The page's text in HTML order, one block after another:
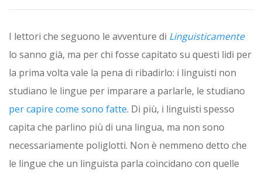
I lettori che seguono le avventure di Linguisticamente
lo sanno già, ma per chi fosse capitato su questi lidi per
la prima volta vale la pena di ribadirlo: i linguisti non
studiano le lingue per imparare a parlarle, le studiano
per capire come sono fatte. Di più, i linguisti spesso
capita che parlino più di una lingua, ma non sono
necessariamente poliglotti. Non è nemmeno detto che
le lingue che un linguista parla coincidano con quelle